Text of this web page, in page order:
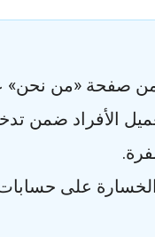
من صفحة «من
على حسابات